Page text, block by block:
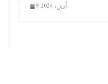
9 أبريل، 2024